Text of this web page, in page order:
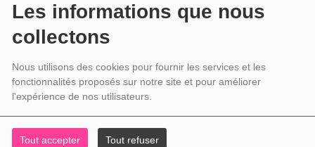
Les informations que nous
collectons
Nous utilisons des cookies pour fournir les services et les
fonctionnalités proposés sur notre site et pour améliorer
l'expérience de nos utilisateurs.
Tout accepter Tout refuser